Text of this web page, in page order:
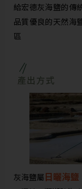
給宏德灰海鹽的傳
品質優良的天然海
區
產出方式
灰海鹽屬 日曬海鹽